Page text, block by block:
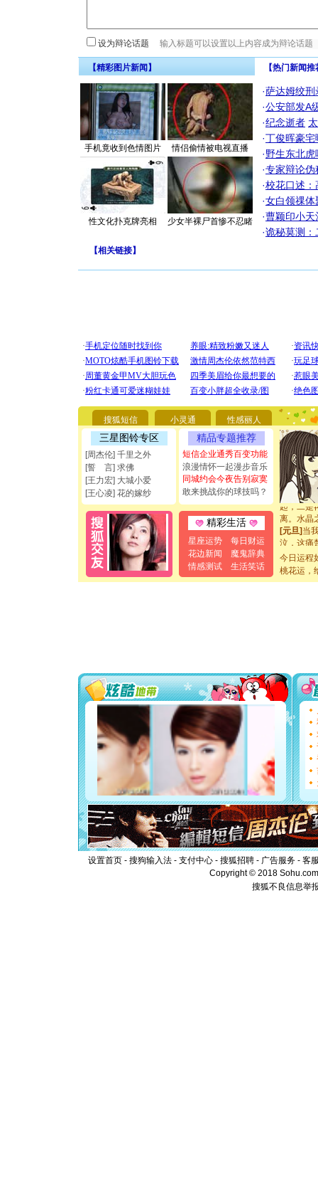
设为辩论话题
【精彩图片新闻】
手机竟收到色情图片 情侣偷情被电视直播
性文化扑克牌亮相 少女半裸尸首惨不忍睹
【热门新闻
·萨达姆绞刑
·公安部发A
·纪念逝者
·丁俊晖豪
·野生东北
·专家辩论伪
·校花口述：
·女白领祼体
·曹颖印小天
·诡秘莫测：
【相关链接】
搜狐短信 小灵通 性感丽人
三星图铃专区
[周杰伦] 千里之外
[誓 言] 求佛
[王力宏] 大城小爱
[王心凌] 花的嫁纱
精品专题推荐
短信企业通秀百变功能
浪漫情怀一起漫步音乐
同城约会今夜告别寂寞
敢来挑战你的球技吗？
精彩生活
星座运势
每日财运
花边新闻
魔鬼辞典
情感测试
生活笑话
[圣诞节]
你太多
要平安
[圣诞节]
能正大光
都要快乐
[圣诞节]
如意,快
[元旦]看
断电。
你是我专
[元旦]如
起；二是
离。水晶
[元旦]当
泣，这痛
[春节]风
颜！冬去
能正大光
都要快乐
[圣诞节]
如意,快
[元旦]
看
断电。
你是我
[元旦]
如
起；二
离。水
[元旦]当
泣，这痛
卖了。水
[春节]风
颜！冬去
道一声平
[春节]传
片叶子是
今日运程
桃花运，
设置首页 - 搜狗输入法 - 支付中心 - 搜狐招聘 - 广告服务 - 客
Copyright © 2018
搜狐不良信息举